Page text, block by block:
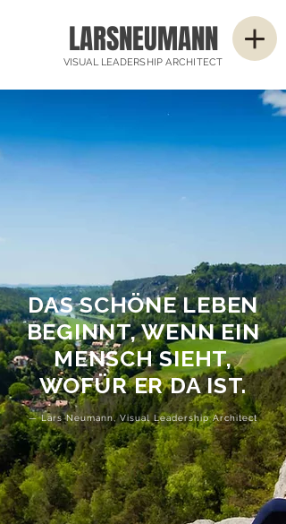
LARSNEUMANN
VISUAL LEADERSHIP ARCHITECT
DAS SCHÖNE LEBEN
BEGINNT, WENN EIN
MENSCH SIEHT,
WOFÜR ER DA IST.
— Lars Neumann, Visual Leadership Architect